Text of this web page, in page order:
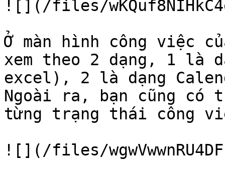
![](/files/
Ở màn hình công việc
xem theo 2 dạng, 1 là
excel), 2 là dạng
Ngoài ra, bạn cũng có
từng trạng thái công
![](/files/